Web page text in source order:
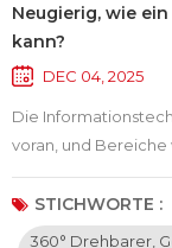
Neugierig, wie
kann?
DEC 04, 2025
Die
voran, und
öffentliche Orte
Suchen Sie nach
Welcher Wagen
STICHWORTE :
360° Drehbarer,